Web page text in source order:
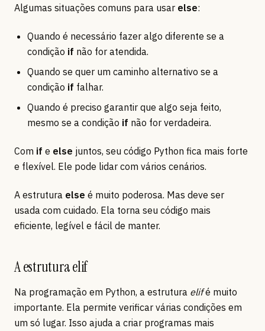
Algumas situações comuns para usar else:
Quando é necessário fazer algo diferente se a
condição if não for atendida.
Quando se quer um caminho alternativo se a
condição if falhar.
Quando é preciso garantir que algo seja feito,
mesmo se a condição if não for verdadeira.
Com if e else juntos, seu código Python fica mais forte
e flexível. Ele pode lidar com vários cenários.
A estrutura else é muito poderosa. Mas deve ser
usada com cuidado. Ela torna seu código mais
eficiente, legível e fácil de manter.
A estrutura elif
Na programação em Python, a estrutura elifé muito
importante. Ela permite verificar várias condições em
um só lugar. Isso ajuda a criar programas mais